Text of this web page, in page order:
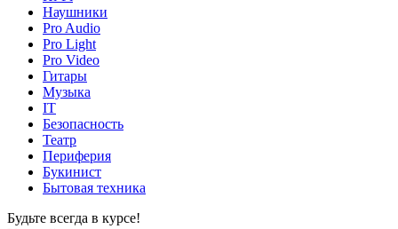
Наушники
Pro Audio
Pro Light
Pro Video
Гитары
Музыка
IT
Безопасность
Театр
Периферия
Букинист
Бытовая техника
Будьте всегда в курсе!